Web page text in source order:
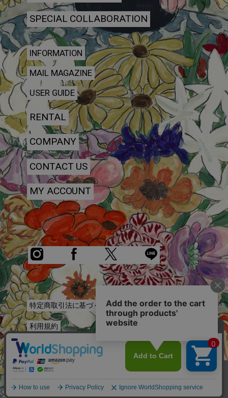
SPECIAL COLLABORATION
INFORMATION
MAIL MAGAZINE
USER GUIDE
RENTAL
COMPANY
CONTACT US
MY ACCOUNT
特定商取引法に基づく表記
利用規約
プライバシーポリシー
お問い合わせ
COPYRIGHT © KEITA MARUYAMA.